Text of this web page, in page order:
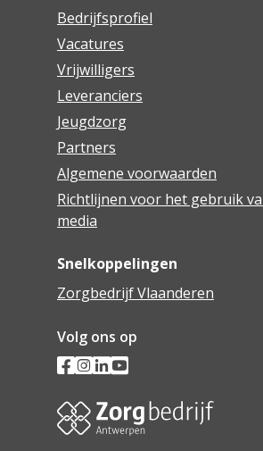
Bedrijfsprofiel
Vacatures
Vrijwilligers
Leveranciers
Jeugdzorg
Partners
Algemene voorwaarden
Richtlijnen voor het gebruik
media
Snelkoppelingen
Zorgbedrijf Vlaanderen
Volg ons op